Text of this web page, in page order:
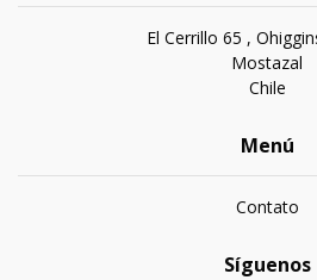
El Cerrillo 65 ,
Mostazal
Chile
Menú
Contato
Síguenos